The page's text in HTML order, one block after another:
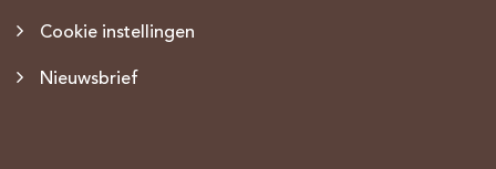
Cookie instellingen
Nieuwsbrief